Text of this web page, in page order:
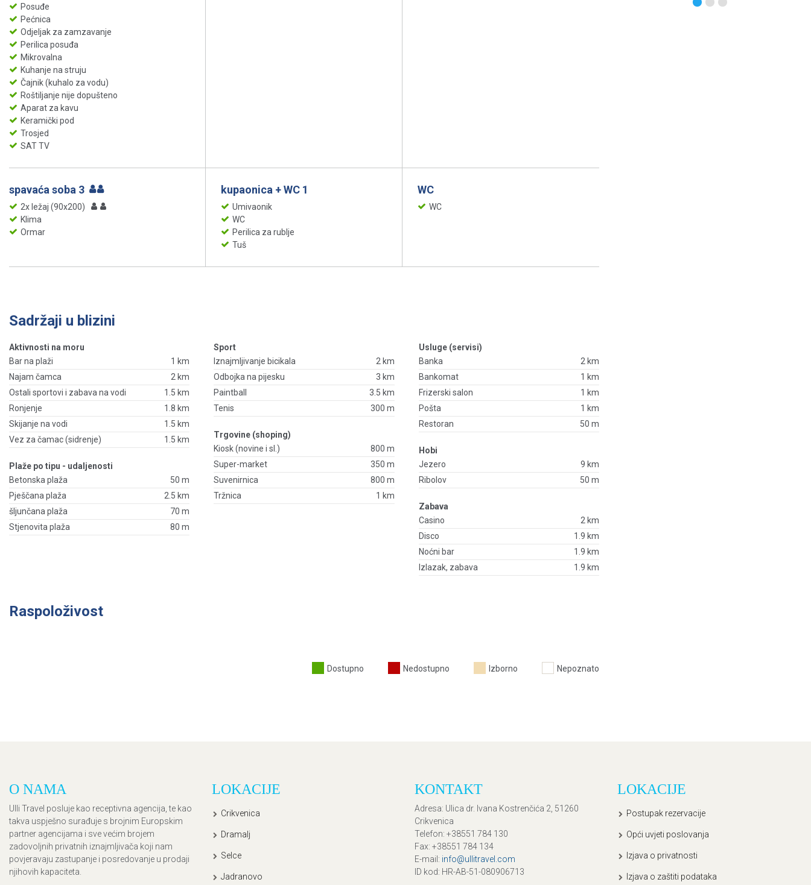
Posuđe
Pećnica
Odjeljak za zamzavanje
Perilica posuđa
Mikrovalna
Kuhanje na struju
Čajnik (kuhalo za vodu)
Roštiljanje nije dopušteno
Aparat za kavu
Keramički pod
Trosjed
SAT TV
spavaća soba 3
2x ležaj (90x200)
Klima
Ormar
kupaonica + WC 1
Umivaonik
WC
Perilica za rublje
Tuš
WC
WC
Sadržaji u blizini
Aktivnosti na moru
Bar na plaži
1 km
Najam čamca
2 km
Ostali sportovi i zabava na vodi
1.5 km
Ronjenje
1.8 km
Skijanje na vodi
1.5 km
Vez za čamac (sidrenje)
1.5 km
Plaže po tipu - udaljenosti
Betonska plaža
50 m
Pješčana plaža
2.5 km
šljunčana plaža
70 m
Stjenovita plaža
80 m
Sport
Iznajmljivanje bicikala
2 km
Odbojka na pijesku
3 km
Paintball
3.5 km
Tenis
300 m
Trgovine (shoping)
Kiosk (novine i sl.)
800 m
Super-market
350 m
Suvenirnica
800 m
Tržnica
1 km
Usluge (servisi)
Banka
2 km
Bankomat
1 km
Frizerski salon
1 km
Pošta
1 km
Restoran
50 m
Hobi
Jezero
9 km
Ribolov
50 m
Zabava
Casino
2 km
Disco
1.9 km
Noćni bar
1.9 km
Izlazak, zabava
1.9 km
Raspoloživost
Dostupno Nedostupno Izborno Nepoznato
O NAMA
Ulli Travel posluje kao receptivna agencija, te kao
takva uspješno surađuje s brojnim Europskim
partner agencijama i sve većim brojem
zadovoljnih privatnih iznajmljivača koji nam
povjeravaju zastupanje i posredovanje u prodaji
njihovih kapaciteta.
LOKACIJE
Crikvenica
Dramalj
Selce
Jadranovo
KONTAKT
Adresa: Ulica dr. Ivana Kostrenčića 2, 51260
Crikvenica
Telefon: +38551 784 130
Fax: +38551 784 134
E-mail : info@ullitravel.com
ID kod: HR-AB-51-080906713
LOKACIJE
Postupak rezervacije
Opći uvjeti poslovanja
Izjava o privatnosti
Izjava o zaštiti podataka